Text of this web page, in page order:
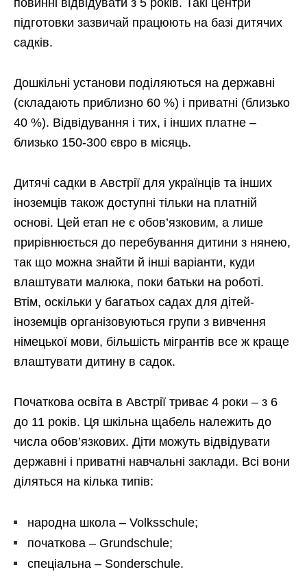
підготовки зазвичай працюють на базі дитячих
садків.
Дошкільні установи поділяються на державні
(складають приблизно 60 %) і приватні (близько
40 %). Відвідування і тих, і інших платне –
близько 150-300 євро в місяць.
Дитячі садки в Австрії для українців та інших
іноземців також доступні тільки на платній
основі. Цей етап не є обов’язковим, а лише
прирівнюється до перебування дитини з нянею,
так що можна знайти й інші варіанти, куди
влаштувати малюка, поки батьки на роботі.
Втім, оскільки у багатьох садах для дітей-
іноземців організовуються групи з вивчення
німецької мови, більшість мігрантів все ж краще
влаштувати дитину в садок.
Початкова освіта в Австрії триває 4 роки – з 6
до 11 років. Ця шкільна щабель належить до
числа обов’язкових. Діти можуть відвідувати
державні і приватні навчальні заклади. Всі вони
діляться на кілька типів:
народна школа – Volksschule;
початкова – Grundschule;
спеціальна – Sonderschule.